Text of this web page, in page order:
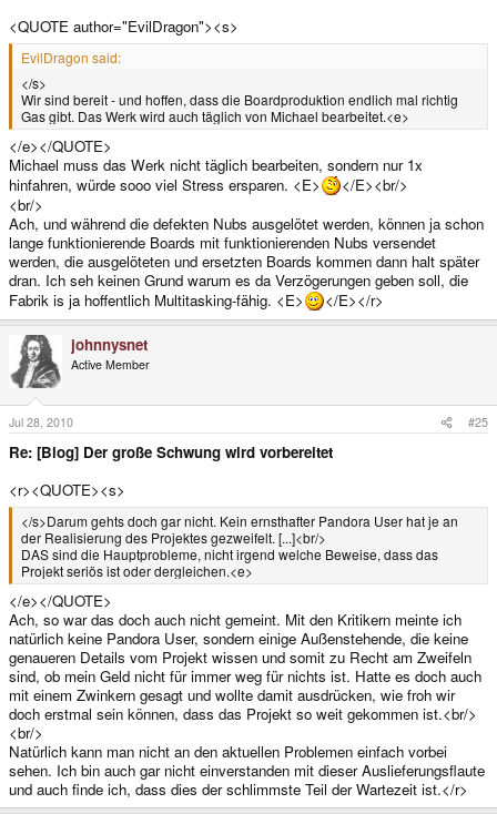
<QUOTE author="EvilDragon"><s>
EvilDragon said:
</s>
Wir sind bereit - und hoffen, dass die Boardproduktion endlich mal richtig
Gas gibt. Das Werk wird auch täglich von Michael bearbeitet.<e>
</e></QUOTE>
Michael muss das Werk nicht täglich bearbeiten, sondern nur 1x
hinfahren, würde sooo viel Stress ersparen. <E>
</E><br/>
<br/>
Ach, und während die defekten Nubs ausgelötet werden, können ja schon
lange funktionierende Boards mit funktionierenden Nubs versendet
werden, die ausgelöteten und ersetzten Boards kommen dann halt später
dran. Ich seh keinen Grund warum es da Verzögerungen geben soll, die
Fabrik is ja hoffentlich Multitasking-fähig. <E>
</E></r>
johnnysnet
Active Member
Jul 28, 2010 #25
Re: [Blog] Der große Schwung wird vorbereitet
<r><QUOTE><s>
</s>Darum gehts doch gar nicht. Kein ernsthafter Pandora User hat je an
der Realisierung des Projektes gezweifelt. [...]<br/>
DAS sind die Hauptprobleme, nicht irgend welche Beweise, dass das
Projekt seriös ist oder dergleichen.<e>
</e></QUOTE>
Ach, so war das doch auch nicht gemeint. Mit den Kritikern meinte ich
natürlich keine Pandora User, sondern einige Außenstehende, die keine
genaueren Details vom Projekt wissen und somit zu Recht am Zweifeln
sind, ob mein Geld nicht für immer weg für nichts ist. Hatte es doch auch
mit einem Zwinkern gesagt und wollte damit ausdrücken, wie froh wir
doch erstmal sein können, dass das Projekt so weit gekommen ist.<br/>
<br/>
Natürlich kann man nicht an den aktuellen Problemen einfach vorbei
sehen. Ich bin auch gar nicht einverstanden mit dieser Auslieferungsflaute
und auch finde ich, dass dies der schlimmste Teil der Wartezeit ist.</r>